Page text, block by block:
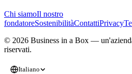
Chi siamoIl nostro
fondatoreSostenibilitàContattiPrivacy
© 2026 Business in a Box —
riservati.
Italiano